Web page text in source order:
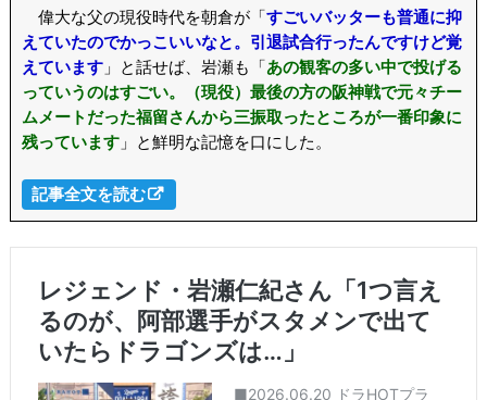
偉大な父の現役時代を朝倉が「すごいバッターも普通に抑
えていたのでかっこいいなと。引退試合行ったんですけど覚
えています」と話せば、岩瀬も「あの観客の多い中で投げる
っていうのはすごい。（現役）最後の方の阪神戦で元々チー
ムメートだった福留さんから三振取ったところが一番印象に
残っています」と鮮明な記憶を口にした。
記事全文を読む